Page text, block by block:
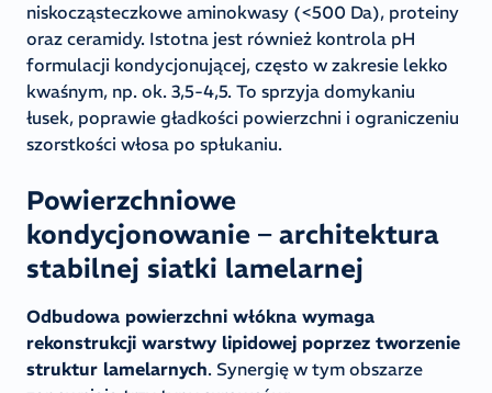
niskocząsteczkowe aminokwasy (<500 Da), proteiny
oraz ceramidy. Istotna jest również kontrola pH
formulacji kondycjonującej, często w zakresie lekko
kwaśnym, np. ok. 3,5-4,5. To sprzyja domykaniu
łusek, poprawie gładkości powierzchni i ograniczeniu
szorstkości włosa po spłukaniu.
Powierzchniowe
kondycjonowanie – architektura
stabilnej siatki lamelarnej
Odbudowa powierzchni włókna wymaga
rekonstrukcji warstwy lipidowej poprzez tworzenie
struktur lamelarnych. Synergię w tym obszarze